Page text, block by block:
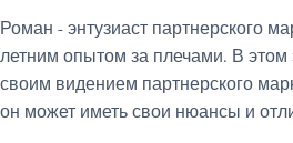
Роман - энтузиаст партнерского
летним опытом за плечами. В этом
своим видением партнерского
он может иметь свои нюансы и